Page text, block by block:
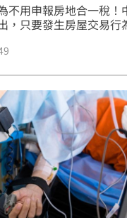
不用申報房地合一稅！
，只要發生房屋交易行
，國稅局仍會依職權開
易損失，可於未來3年
所得。（陳韋帆）